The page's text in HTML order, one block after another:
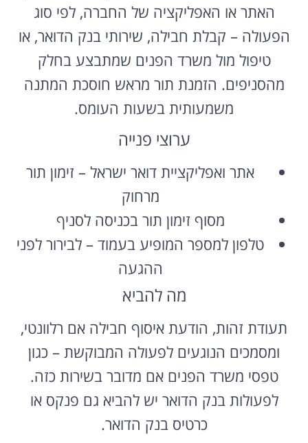
האתר או האפליקציה של החברה, לפי סוג
הפעולה – קבלת חבילה, שירותי בנק הדואר, או
טיפול מול משרד הפנים שמתבצע בחלק
מהסניפים. הזמנת תור מראש חוסכת המתנה
משמעותית בשעות העומס.
ערוצי פנייה
אתר ואפליקציית דואר ישראל – זימון תור
מרחוק
מסוף זימון תור בכניסה לסניף
טלפון למספר המופיע בעמוד – לבירור לפני
ההגעה
מה להביא
תעודת זהות, הודעת איסוף חבילה אם רלוונטי,
ומסמכים הנוגעים לפעולה המבוקשת – כגון
טפסי משרד הפנים אם מדובר בשירות כזה.
לפעולות בנק הדואר יש להביא גם פנקס או
כרטיס בנק הדואר.